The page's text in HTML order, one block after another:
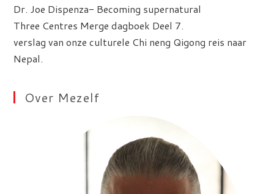
Dr. Joe Dispenza- Becoming supernatural
Three Centres Merge dagboek Deel 7.
verslag van onze culturele Chi neng Qigong reis naar
Nepal.
Over Mezelf